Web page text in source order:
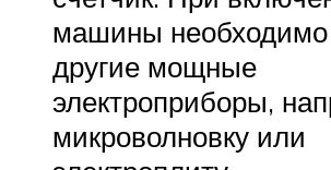
машины необходимо
другие мощные
электроприборы,
микроволновку или